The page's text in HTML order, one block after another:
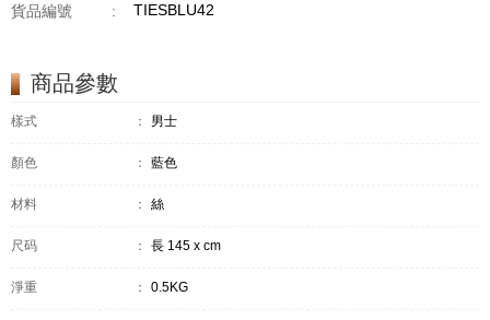
貨品編號 : TIESBLU42
商品參數
樣式 ： 男士
顏色 ： 藍色
材料 ： 絲
尺码 ： 長 145 x cm
淨重 ： 0.5KG